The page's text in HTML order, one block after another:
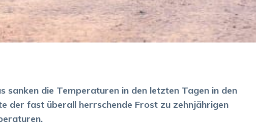
sanken die Temperaturen in den letzten Tagen in den
der fast überall herrschende Frost zu zehnjährigen